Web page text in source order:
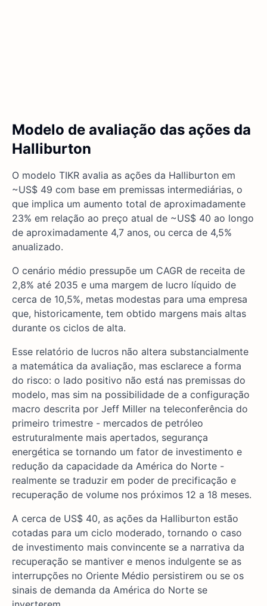
Modelo de avaliação das ações da
Halliburton
O modelo TIKR avalia as ações da Halliburton em
~US$ 49 com base em premissas intermediárias, o
que implica um aumento total de aproximadamente
23% em relação ao preço atual de ~US$ 40 ao longo
de aproximadamente 4,7 anos, ou cerca de 4,5%
anualizado.
O cenário médio pressupõe um CAGR de receita de
2,8% até 2035 e uma margem de lucro líquido de
cerca de 10,5%, metas modestas para uma empresa
que, historicamente, tem obtido margens mais altas
durante os ciclos de alta.
Esse relatório de lucros não altera substancialmente
a matemática da avaliação, mas esclarece a forma
do risco: o lado positivo não está nas premissas do
modelo, mas sim na possibilidade de a configuração
macro descrita por Jeff Miller na teleconferência do
primeiro trimestre - mercados de petróleo
estruturalmente mais apertados, segurança
energética se tornando um fator de investimento e
redução da capacidade da América do Norte -
realmente se traduzir em poder de precificação e
recuperação de volume nos próximos 12 a 18 meses.
A cerca de US$ 40, as ações da Halliburton estão
cotadas para um ciclo moderado, tornando o caso
de investimento mais convincente se a narrativa da
recuperação se mantiver e menos indulgente se as
interrupções no Oriente Médio persistirem ou se os
sinais de demanda da América do Norte se